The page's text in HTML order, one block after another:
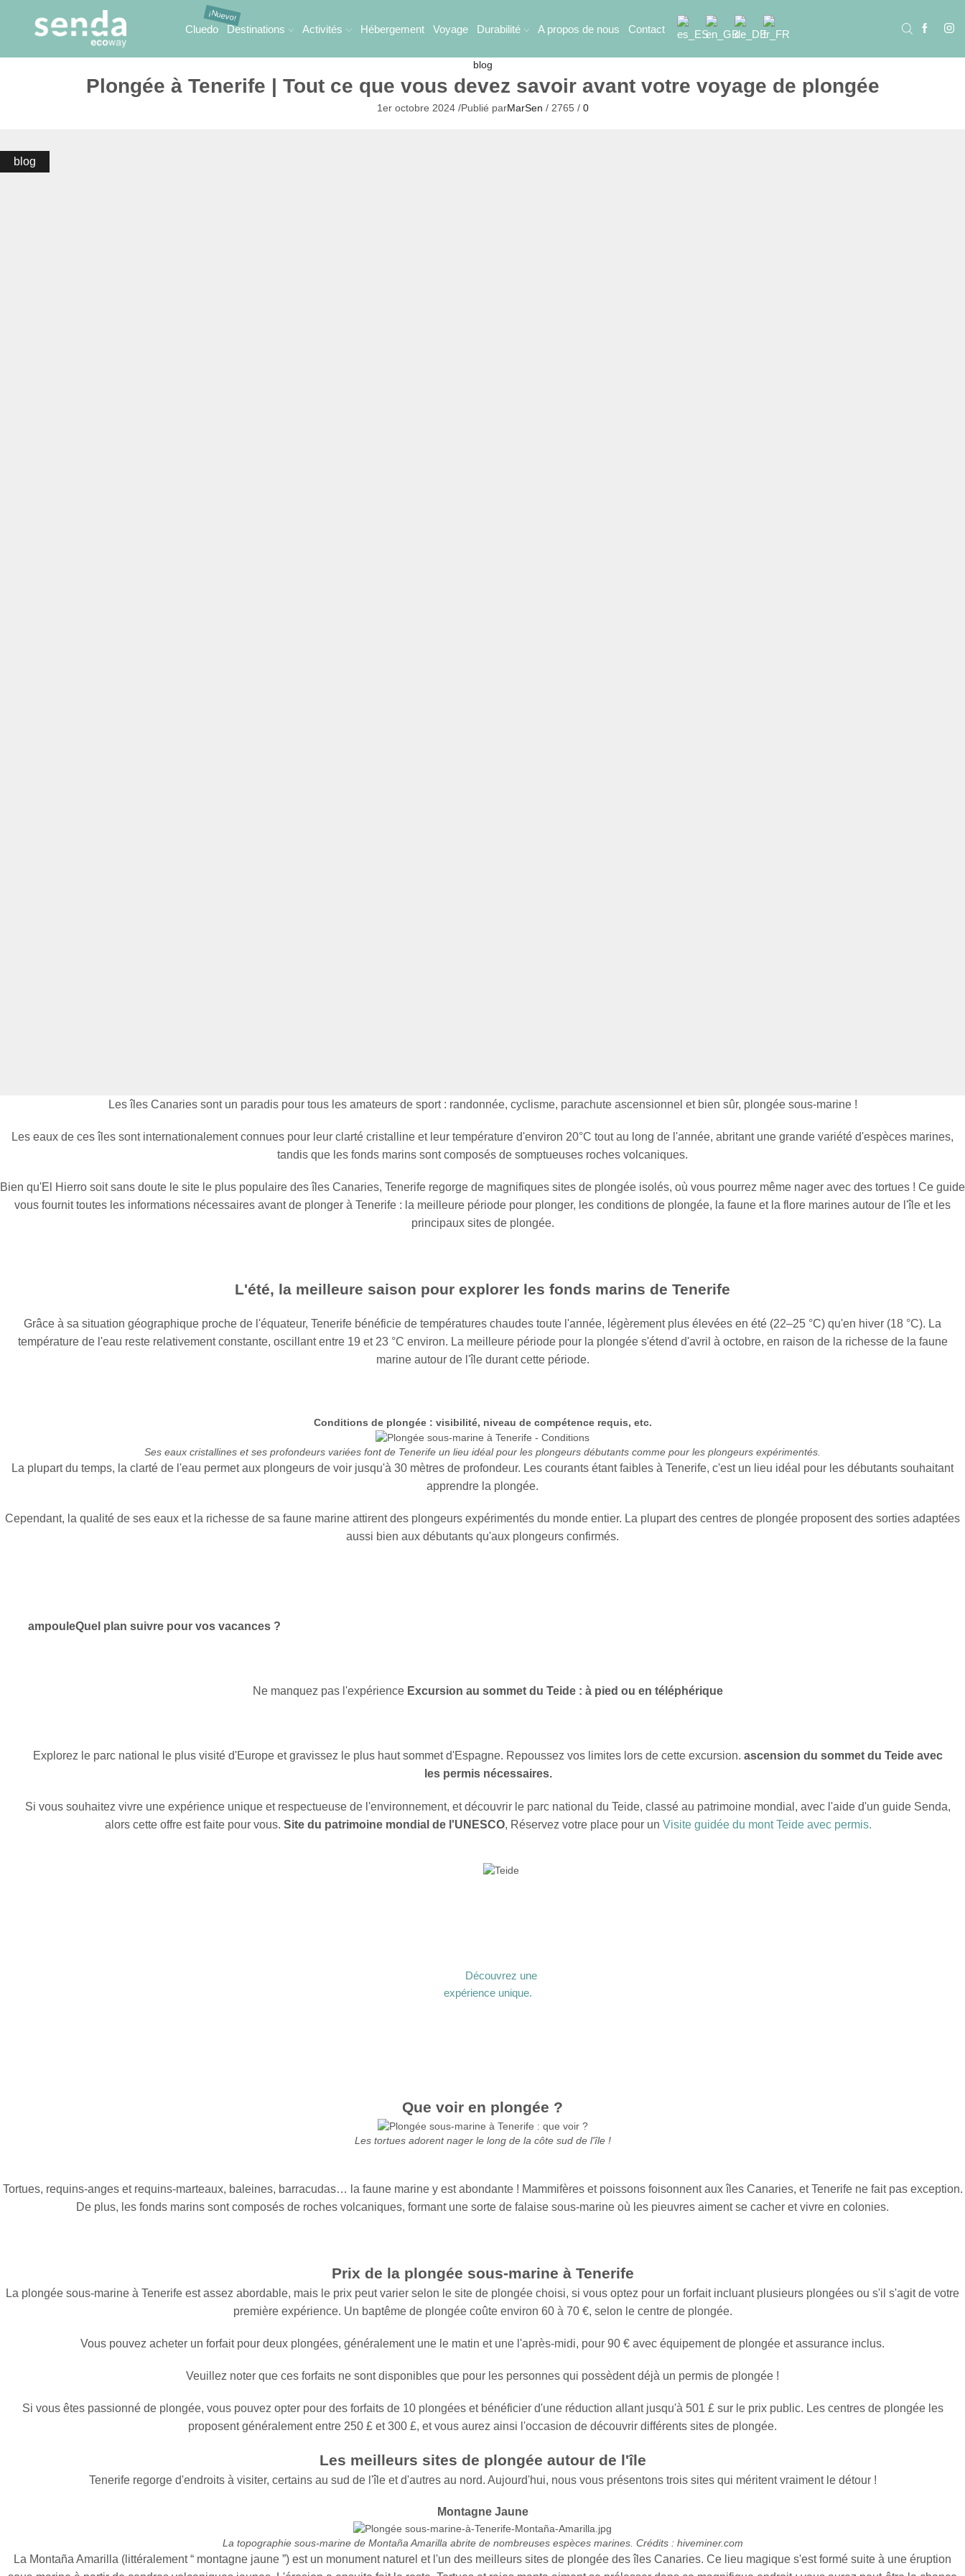
Cluedo Destinations Activités Hébergement Voyage Durabilité A propos de nous Contact
blog
Plongée à Tenerife | Tout ce que vous devez savoir avant votre voyage de plongée
1er octobre 2024 /Publié parMarSen / 2765 / 0
blog
Les îles Canaries sont un paradis pour tous les amateurs de sport : randonnée, cyclisme, parachute ascensionnel et bien sûr, plongée sous-marine !
Les eaux de ces îles sont internationalement connues pour leur clarté cristalline et leur température d'environ 20°C tout au long de l'année, abritant une grande variété d'espèces marines,
tandis que les fonds marins sont composés de somptueuses roches volcaniques.
Bien qu'El Hierro soit sans doute le site le plus populaire des îles Canaries, Tenerife regorge de magnifiques sites de plongée isolés, où vous pourrez même nager avec des tortues ! Ce guide
vous fournit toutes les informations nécessaires avant de plonger à Tenerife : la meilleure période pour plonger, les conditions de plongée, la faune et la flore marines autour de l'île et les
principaux sites de plongée.
L'été, la meilleure saison pour explorer les fonds marins de Tenerife
Grâce à sa situation géographique proche de l'équateur, Tenerife bénéficie de températures chaudes toute l'année, légèrement plus élevées en été (22–25 °C) qu'en hiver (18 °C). La
température de l'eau reste relativement constante, oscillant entre 19 et 23 °C environ. La meilleure période pour la plongée s'étend d'avril à octobre, en raison de la richesse de la faune
marine autour de l'île durant cette période.
Conditions de plongée : visibilité, niveau de compétence requis, etc.
Ses eaux cristallines et ses profondeurs variées font de Tenerife un lieu idéal pour les plongeurs débutants comme pour les plongeurs expérimentés.
La plupart du temps, la clarté de l'eau permet aux plongeurs de voir jusqu'à 30 mètres de profondeur. Les courants étant faibles à Tenerife, c'est un lieu idéal pour les débutants souhaitant
apprendre la plongée.
Cependant, la qualité de ses eaux et la richesse de sa faune marine attirent des plongeurs expérimentés du monde entier. La plupart des centres de plongée proposent des sorties adaptées
aussi bien aux débutants qu'aux plongeurs confirmés.
ampouleQuel plan suivre pour vos vacances ?
Ne manquez pas l'expérience Excursion au sommet du Teide : à pied ou en téléphérique
Explorez le parc national le plus visité d'Europe et gravissez le plus haut sommet d'Espagne. Repoussez vos limites lors de cette excursion. ascension du sommet du Teide avec
les permis nécessaires.
Si vous souhaitez vivre une expérience unique et respectueuse de l'environnement, et découvrir le parc national du Teide, classé au patrimoine mondial, avec l'aide d'un guide Senda,
alors cette offre est faite pour vous. Site du patrimoine mondial de l'UNESCO, Réservez votre place pour un Visite guidée du mont Teide avec permis.
Découvrez une
expérience unique.
Que voir en plongée ?
Les tortues adorent nager le long de la côte sud de l'île !
Tortues, requins-anges et requins-marteaux, baleines, barracudas… la faune marine y est abondante ! Mammifères et poissons foisonnent aux îles Canaries, et Tenerife ne fait pas exception.
De plus, les fonds marins sont composés de roches volcaniques, formant une sorte de falaise sous-marine où les pieuvres aiment se cacher et vivre en colonies.
Prix de la plongée sous-marine à Tenerife
La plongée sous-marine à Tenerife est assez abordable, mais le prix peut varier selon le site de plongée choisi, si vous optez pour un forfait incluant plusieurs plongées ou s'il s'agit de votre
première expérience. Un baptême de plongée coûte environ 60 à 70 €, selon le centre de plongée.
Vous pouvez acheter un forfait pour deux plongées, généralement une le matin et une l'après-midi, pour 90 € avec équipement de plongée et assurance inclus.
Veuillez noter que ces forfaits ne sont disponibles que pour les personnes qui possèdent déjà un permis de plongée !
Si vous êtes passionné de plongée, vous pouvez opter pour des forfaits de 10 plongées et bénéficier d'une réduction allant jusqu'à 501 £ sur le prix public. Les centres de plongée les
proposent généralement entre 250 £ et 300 £, et vous aurez ainsi l'occasion de découvrir différents sites de plongée.
Les meilleurs sites de plongée autour de l'île
Tenerife regorge d'endroits à visiter, certains au sud de l'île et d'autres au nord. Aujourd'hui, nous vous présentons trois sites qui méritent vraiment le détour !
Montagne Jaune
La topographie sous-marine de Montaña Amarilla abrite de nombreuses espèces marines. Crédits : hiveminer.com
La Montaña Amarilla (littéralement “ montagne jaune ”) est un monument naturel et l'un des meilleurs sites de plongée des îles Canaries. Ce lieu magique s'est formé suite à une éruption